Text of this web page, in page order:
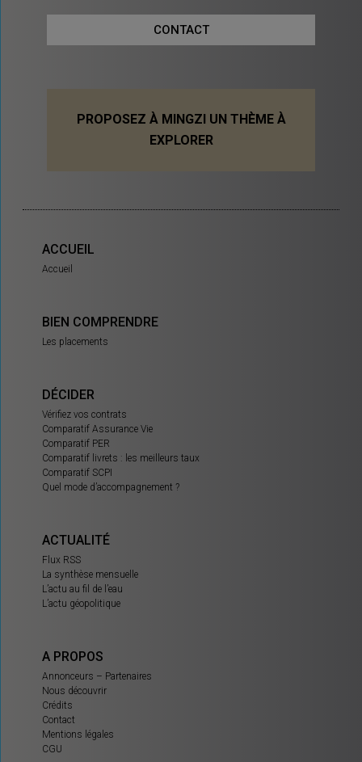
CONTACT
PROPOSEZ À MINGZI UN THÈME À
EXPLORER
ACCUEIL
Accueil
BIEN COMPRENDRE
Les placements
DÉCIDER
Vérifiez vos contrats
Comparatif Assurance Vie
Comparatif PER
Comparatif livrets : les meilleurs taux
Comparatif SCPI
Quel mode d’accompagnement ?
ACTUALITÉ
Flux RSS
La synthèse mensuelle
L’actu au fil de l’eau
L’actu géopolitique
A PROPOS
Annonceurs – Partenaires
Nous découvrir
Crédits
Contact
Mentions légales
CGU